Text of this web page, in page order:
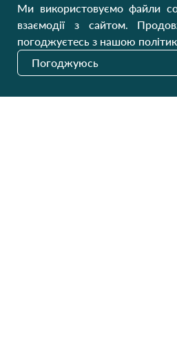
Для чоловіків
+38
+380
Ми використовуємо файли
взаємодії з сайтом.
погоджуєтесь з нашою
Погоджуюсь